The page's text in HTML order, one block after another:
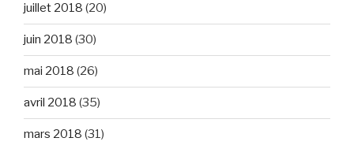
juillet 2018 (20)
juin 2018 (30)
mai 2018 (26)
avril 2018 (35)
mars 2018 (31)